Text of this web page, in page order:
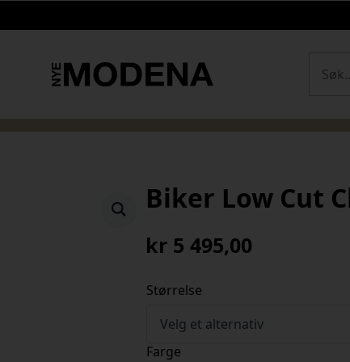
Biker Low Cut
kr 5 495,00
Størrelse
Farge